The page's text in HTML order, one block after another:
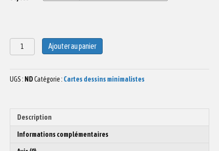
quantité
de
postale
COMBI
double
carte
Ajouter au panier
UGS : NDCatégorie : Cartes dessins minimalistes
Description
Informations complémentaires